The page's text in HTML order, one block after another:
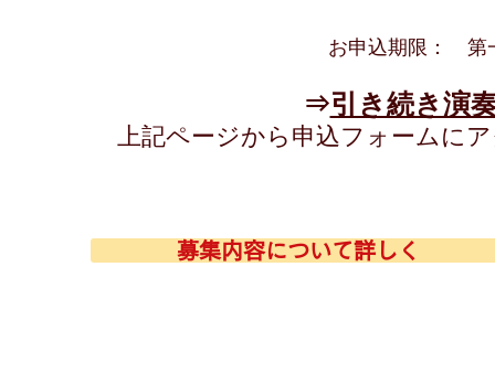
お申込期限： 第
⇒引き続き演
上記ページから申込フォームに
募集内容について詳しく